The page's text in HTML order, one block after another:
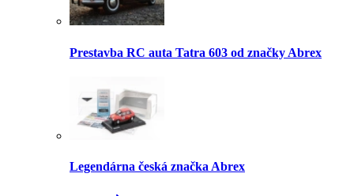
Prestavba RC auta Tatra 603 od značky Abrex
Legendárna česká značka Abrex